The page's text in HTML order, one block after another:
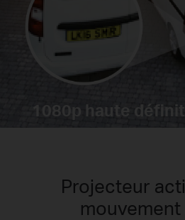
1080p haute
Projecteur
mouvement